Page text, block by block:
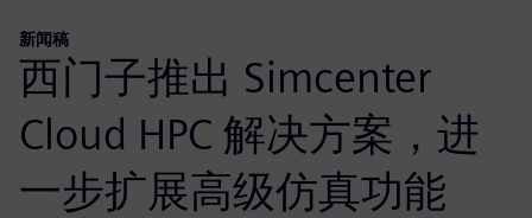
新闻稿
西门子推出 Simcenter
Cloud HPC 解决方案，进
一步扩展高级仿真功能